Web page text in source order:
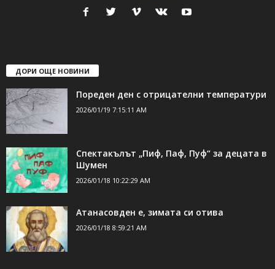
ДОРИ ОЩЕ НОВИНИ
Пореден ден с отрицателни температури
2026/01/19 7:15:11 AM
Спектакълът „Пиф, Паф, Пуф“ за децата в
Шумен
2026/01/18 10:22:29 AM
Атанасовден е, зимата си отива
2026/01/18 8:59:21 AM